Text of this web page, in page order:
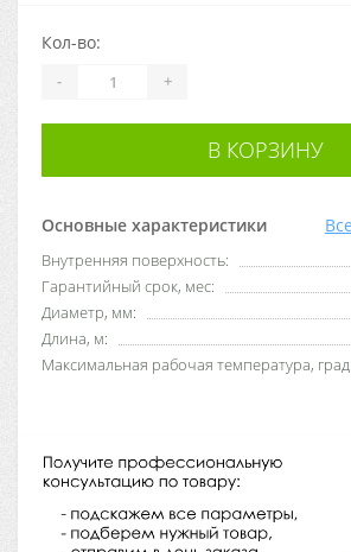
Основные характеристики
Внутренняя поверхность:
Гарантийный срок, мес:
Диаметр, мм:
Длина, м:
Максимальная рабочая температура,
Кол-во:
- +
В КОРЗИНУ